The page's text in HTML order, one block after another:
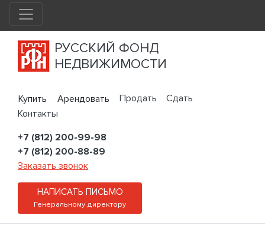
РУССКИЙ ФОНД
НЕДВИЖИМОСТИ
Купить Арендовать Продать
Сдать
Контакты
+7 (812) 200-99-98
+7 (812) 200-88-89
Заказать звонок
НАПИСАТЬ ПИСЬМО
Генеральному директору